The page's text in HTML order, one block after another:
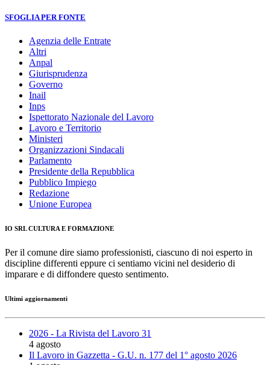
SFOGLIA PER FONTE
Agenzia delle Entrate
Altri
Anpal
Giurisprudenza
Governo
Inail
Inps
Ispettorato Nazionale del Lavoro
Lavoro e Territorio
Ministeri
Organizzazioni Sindacali
Parlamento
Presidente della Repubblica
Pubblico Impiego
Redazione
Unione Europea
IO SRL CULTURA E FORMAZIONE
Per il comune dire siamo professionisti, ciascuno di noi esperto in
discipline differenti eppure ci sentiamo vicini nel desiderio di
imparare e di diffondere questo sentimento.
Ultimi aggiornamenti
2026 - La Rivista del Lavoro 31
4 agosto
Il Lavoro in Gazzetta - G.U. n. 177 del 1° agosto 2026